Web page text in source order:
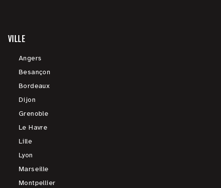
VILLE
Angers
Besançon
Bordeaux
Dijon
Grenoble
Le Havre
Lille
Lyon
Marseille
Montpellier